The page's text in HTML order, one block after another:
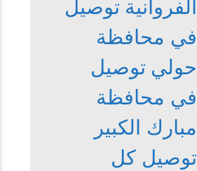
الفروانية توصيل
في محافظة
حولي توصيل
في محافظة
مبارك الكبير
توصيل كل